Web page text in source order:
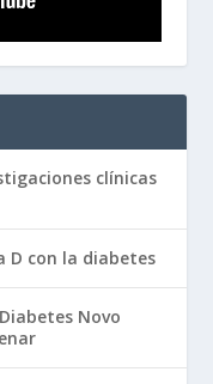
clínicas
D con la diabetes
Novo